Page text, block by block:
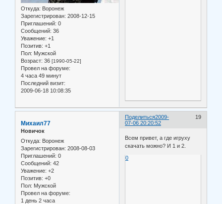
Откуда: Воронеж
Зарегистрирован: 2008-12-15
Приглашений: 0
Сообщений: 36
Уважение: +1
Позитив: +1
Пол: Мужской
Возраст: 36 [1990-05-22]
Провел на форуме:
4 часа 49 минут
Последний визит:
2009-06-18 10:08:35
Поделиться 19
2009-
07-06 20:20:52
Михаил77
Новичок
Откуда: Воронеж
Зарегистрирован: 2008-08-03
Приглашений: 0
Сообщений: 42
Уважение: +2
Позитив: +0
Пол: Мужской
Провел на форуме:
1 день 2 часа
Всем привет, а где игруху
скачать можно? И 1 и 2.
0